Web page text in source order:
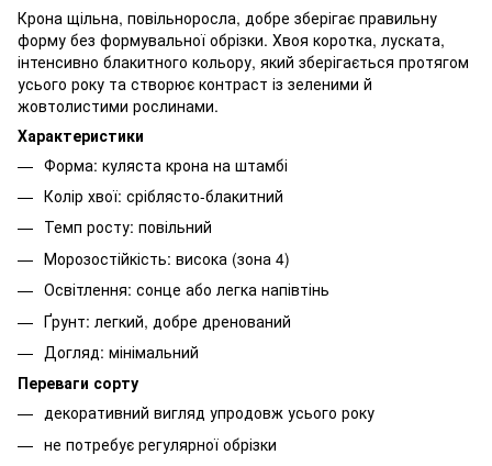
Крона щільна, повільноросла, добре зберігає правильну
форму без формувальної обрізки. Хвоя коротка, луската,
інтенсивно блакитного кольору, який зберігається протягом
усього року та створює контраст із зеленими й
жовтолистими рослинами.
Характеристики
Форма: куляста крона на штамбі
Колір хвої: сріблясто-блакитний
Темп росту: повільний
Морозостійкість: висока (зона 4)
Освітлення: сонце або легка напівтінь
Ґрунт: легкий, добре дренований
Догляд: мінімальний
Переваги сорту
декоративний вигляд упродовж усього року
не потребує регулярної обрізки